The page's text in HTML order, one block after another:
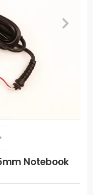
Notebook